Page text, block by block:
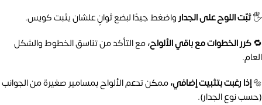
🖐️ثبّت اللوح على الجدارواضغط جيدًا لبضع ثوانٍ علشان يثبت كويس.
🔁كرر الخطوات مع باقي الألواح،مع التأكد من تناسق الخطوط والشكل
العام.
🔩إذا رغبت بتثبيت إضافي،ممكن تدعم الألواح بمسامير صغيرة من الجوانب
(حسب نوع الجدار).